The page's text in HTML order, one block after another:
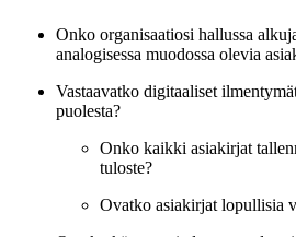
Onko organisaatiosi hallussa
analogisessa muodossa olevia
Vastaavatko digitaaliset
puolesta?
Onko kaikki asiakirjat
tuloste?
Ovatko asiakirjat lopullisia